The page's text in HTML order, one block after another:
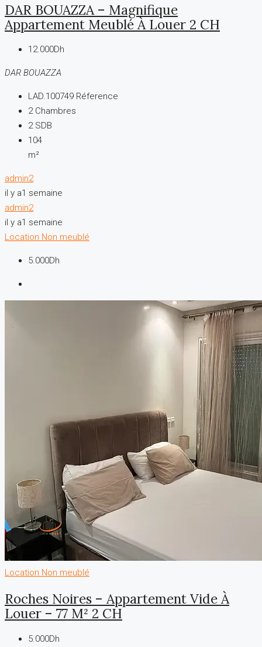
DAR BOUAZZA – Magnifique
Appartement Meublé À Louer 2 CH
12.000Dh
DAR BOUAZZA
LAD.100749 Réference
2 Chambres
2 SDB
104
m²
admin2
il y a1 semaine
admin2
il y a1 semaine
Location Non meublé
5.000Dh
Location Non meublé
Roches Noires – Appartement Vide À
Louer – 77 M² 2 CH
5.000Dh